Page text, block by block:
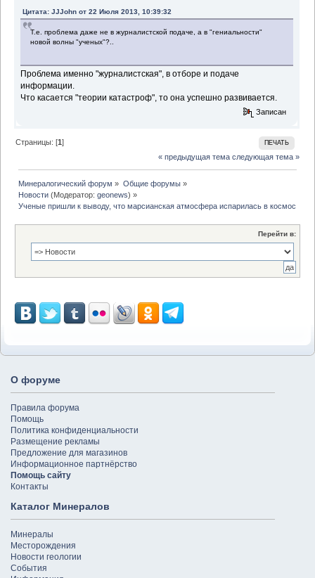
Цитата: JJJohn от 22 Июля 2013, 10:39:32
Т.е. проблема даже не в журналистской подаче, а в "гениальности"
новой волны "ученых"?..
Проблема именно "журналистская", в отборе и подаче
информации.
Что касается "теории катастроф", то она успешно развивается.
Записан
ПЕЧАТЬ
Страницы: [1]
« предыдущая тема следующая тема »
Минералогический форум » Общие форумы»
Новости (Модератор:geonews) »
Ученые пришли к выводу, что марсианская атмосфера испарилась в космос во
Перейти в:
О форуме
Правила форума
Помощь
Политика конфиденциальности
Размещение рекламы
Предложение для магазинов
Информационное партнёрство
Помощь сайту
Контакты
Каталог Минералов
Минералы
Месторождения
Новости геологии
События